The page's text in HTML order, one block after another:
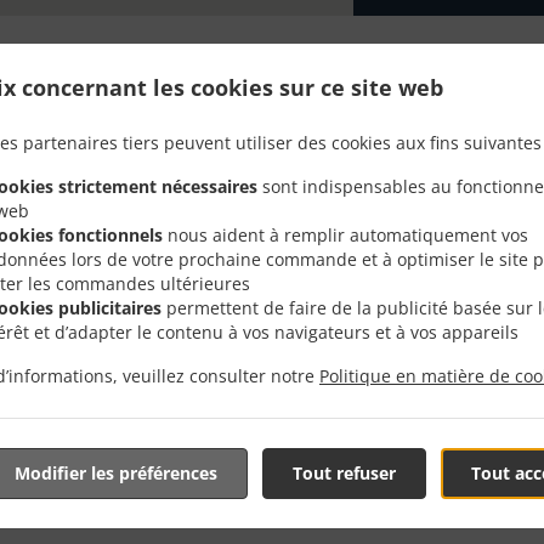
concernant les cookies sur ce site web
partenaires tiers peuvent utiliser des cookies aux fins suivantes
strictement nécessaires sont indispensables au
fonctionnels nous aident à remplir automatiquement vos
lors de votre prochaine commande et à optimiser le site
les commandes ultérieures
publicitaires permettent de faire de la publicité basée sur
et d’adapter le contenu à vos navigateurs et à vos appareils
veuillez consulter notre Politique en matière de
Tout
Tout refuser
Modifier les préférences
Avec Livraison En
Horrues
de Braine-le-Comte Horrues et sommes ravis de
menu interactif en ligne et de passer votre commande
confirmer votre commande et vous donner l'heure